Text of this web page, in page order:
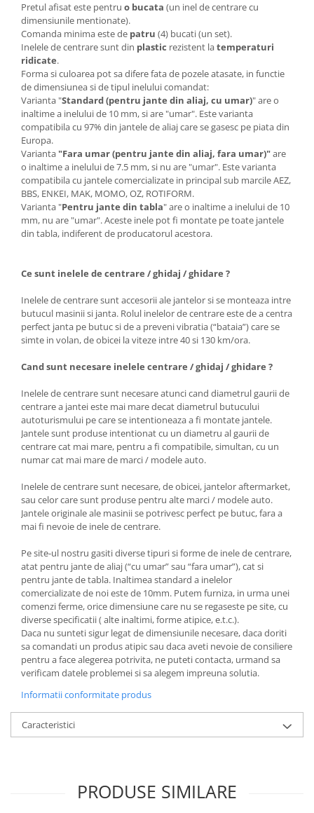
Pretul afisat este pentru o bucata (un inel de centrare cu
dimensiunile mentionate).
Comanda minima este de patru (4) bucati (un set).
Inelele de centrare sunt din plastic rezistent latemperaturi
ridicate.
Forma si culoarea pot sa difere fata de pozele atasate, in functie
de dimensiunea si de tipul inelului comandat:
Varianta "Standard (pentru jante din aliaj, cu umar)" are o
inaltime a inelului de 10 mm, si are "umar". Este varianta
compatibila cu 97% din jantele de aliaj care se gasesc pe piata din
Europa.
Varianta "Fara umar (pentru jante din aliaj, fara umar)"are
o inaltime a inelului de 7.5 mm, si nu are "umar". Este varianta
compatibila cu jantele comercializate in principal sub marcile AEZ,
BBS, ENKEI, MAK, MOMO, OZ, ROTIFORM.
Varianta "Pentru jante din tabla" are o inaltime a inelului de 10
mm, nu are "umar". Aceste inele pot fi montate pe toate jantele
din tabla, indiferent de producatorul acestora.
Ce sunt inelele de centrare / ghidaj / ghidare ?
Inelele de centrare sunt accesorii ale jantelor si se monteaza intre
butucul masinii si janta. Rolul inelelor de centrare este de a centra
perfect janta pe butuc si de a preveni vibratia (“bataia”) care se
simte in volan, de obicei la viteze intre 40 si 130 km/ora.
Cand sunt necesare inelele centrare / ghidaj / ghidare ?
Inelele de centrare sunt necesare atunci cand diametrul gaurii de
centrare a jantei este mai mare decat diametrul butucului
autoturismului pe care se intentioneaza a fi montate jantele.
Jantele sunt produse intentionat cu un diametru al gaurii de
centrare cat mai mare, pentru a fi compatibile, simultan, cu un
numar cat mai mare de marci / modele auto.
Inelele de centrare sunt necesare, de obicei, jantelor aftermarket,
sau celor care sunt produse pentru alte marci / modele auto.
Jantele originale ale masinii se potrivesc perfect pe butuc, fara a
mai fi nevoie de inele de centrare.
Pe site-ul nostru gasiti diverse tipuri si forme de inele de centrare,
atat pentru jante de aliaj (“cu umar” sau “fara umar”), cat si
pentru jante de tabla. Inaltimea standard a inelelor
comercializate de noi este de 10mm. Putem furniza, in urma unei
comenzi ferme, orice dimensiune care nu se regaseste pe site, cu
diverse specificatii ( alte inaltimi, forme atipice, e.t.c.).
Daca nu sunteti sigur legat de dimensiunile necesare, daca doriti
sa comandati un produs atipic sau daca aveti nevoie de consiliere
pentru a face alegerea potrivita, ne puteti contacta, urmand sa
verificam datele problemei si sa alegem impreuna solutia.
Informatii conformitate produs
Caracteristici
PRODUSE SIMILARE